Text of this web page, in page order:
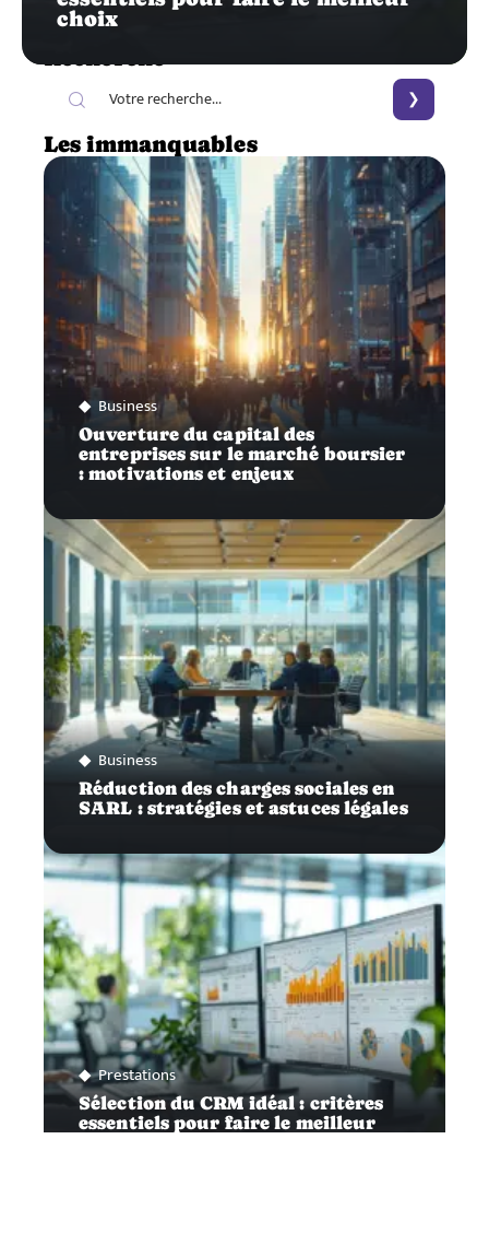
choix
Recherche
Les immanquables
Business
Ouverture du capital des
entreprises sur le marché boursier
: motivations et enjeux
Business
Réduction des charges sociales en
SARL : stratégies et astuces légales
Prestations
Sélection du CRM idéal : critères
essentiels pour faire le meilleur